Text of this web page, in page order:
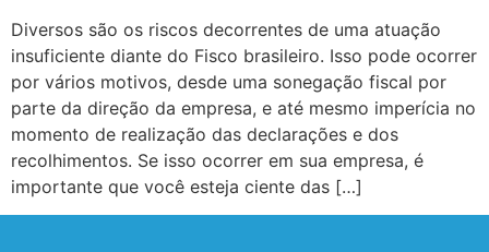
Diversos são os riscos decorrentes de uma atuação
insuficiente diante do Fisco brasileiro. Isso pode ocorrer
por vários motivos, desde uma sonegação fiscal por
parte da direção da empresa, e até mesmo imperícia no
momento de realização das declarações e dos
recolhimentos. Se isso ocorrer em sua empresa, é
importante que você esteja ciente das […]